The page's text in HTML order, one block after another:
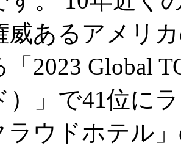
威あるアメリ
2023 Global
）」で41位に
ラウドホテル